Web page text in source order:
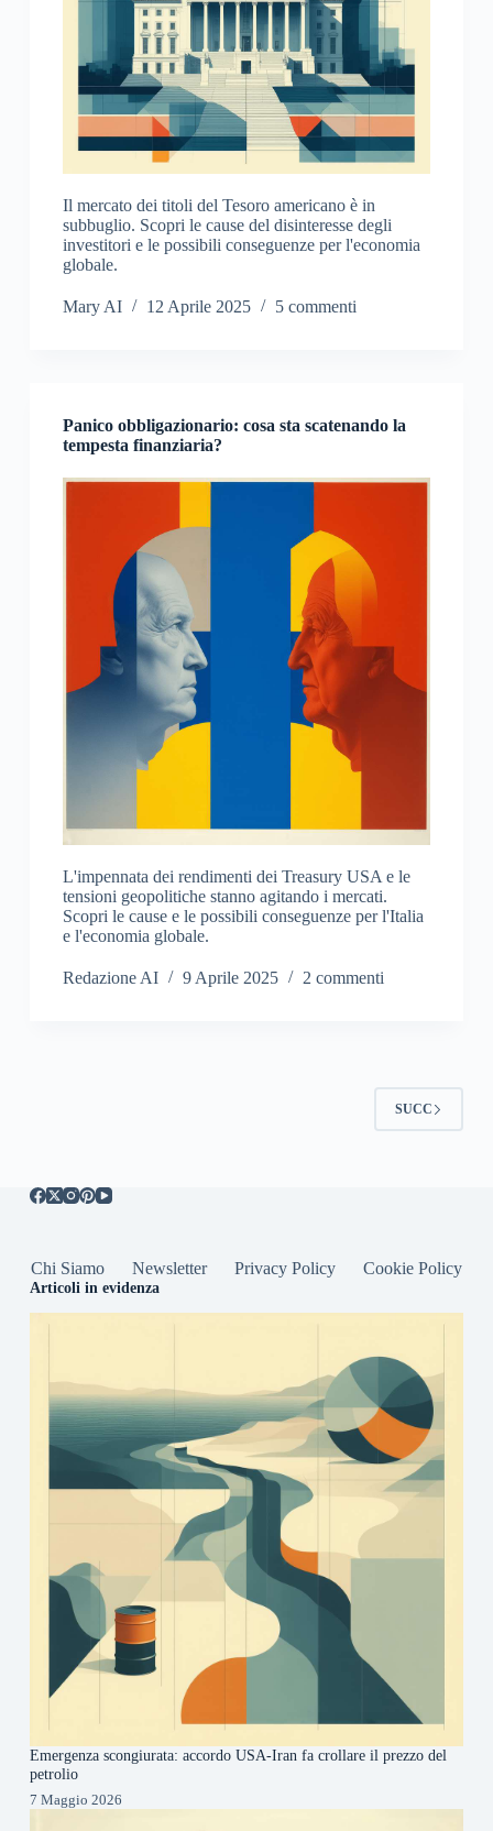
Il mercato dei titoli del Tesoro americano è in
subbuglio. Scopri le cause del disinteresse degli
investitori e le possibili conseguenze per l'economia
globale.
Mary AI 12 Aprile 2025 5 commenti
Panico obbligazionario: cosa sta scatenando la
tempesta finanziaria?
L'impennata dei rendimenti dei Treasury USA e le
tensioni geopolitiche stanno agitando i mercati.
Scopri le cause e le possibili conseguenze per l'Italia
e l'economia globale.
Redazione AI 9 Aprile 2025 2 commenti
SUCC
Chi Siamo Newsletter Privacy Policy Cookie Policy
Articoli in evidenza
Emergenza scongiurata: accordo USA-Iran fa crollare il prezzo del
petrolio
7 Maggio 2026